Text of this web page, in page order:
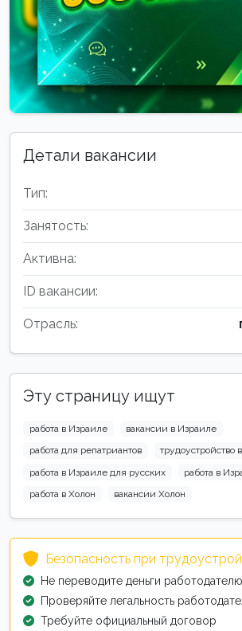
Детали вакансии
Тип:
Занятость:
Активна:
ID вакансии:
Отрасль:
Эту страницу ищут
работа в Израиле
вакансии в Израиле
работа для репатриантов
трудоустройство
работа в Израиле для русских
работа в
работа в Холон
вакансии Холон
Безопасность при
Не переводите деньги работодателю
Проверяйте легальность
Требуйте официальный договор